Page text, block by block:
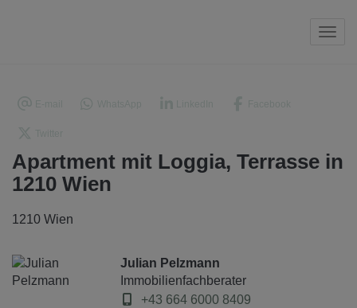
Apartment mit Loggia, Terrasse in
1210 Wien
1210 Wien
Julian Pelzmann
Immobilienfachberater
+43 664 6000 8409